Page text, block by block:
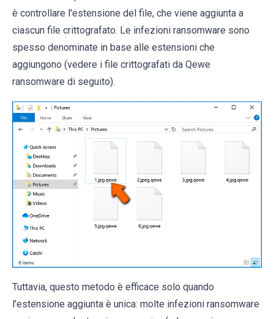
è controllare l'estensione del file, che viene aggiunta a
ciascun file crittografato. Le infezioni ransomware sono
spesso denominate in base alle estensioni che
aggiungono (vedere i file crittografati da Qewe
ransomware di seguito).
Tuttavia, questo metodo è efficace solo quando
l'estensione aggiunta è unica: molte infezioni ransomware